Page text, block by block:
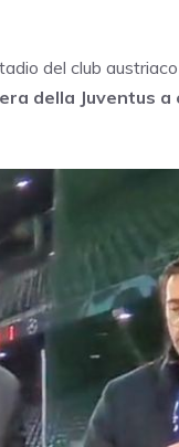
del club
della Juventus